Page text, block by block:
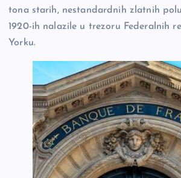
tona starih, nestandardnih zlatnih
1920-ih nalazile u trezoru Federalnih
Yorku.